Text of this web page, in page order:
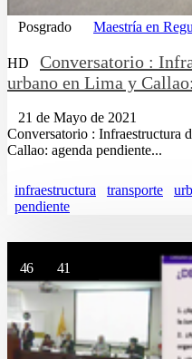
Posgrado Maestría en
HD
Conversatorio :
urbano en Lima y
21 de Mayo de 2021
Conversatorio : Infraestructura
Callao: agenda pendiente...
infraestructura transporte
pendiente
46 41